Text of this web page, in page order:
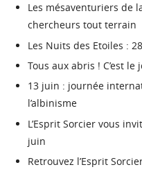
Les mésaventuriers de
chercheurs tout terrain
Les Nuits des Etoiles :
Tous aux abris ! C’est
13 juin : journée
l’albinisme
L’Esprit Sorcier vous
juin
Retrouvez l’Esprit